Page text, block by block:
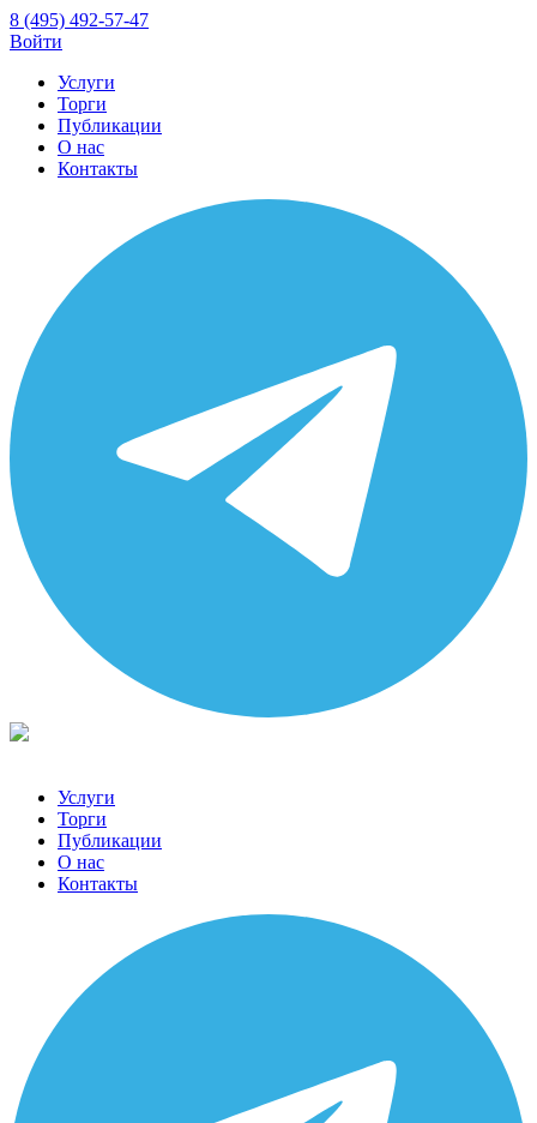
8 (495) 492-57-47
Войти
Услуги
Торги
Публикации
О нас
Контакты
Услуги
Торги
Публикации
О нас
Контакты